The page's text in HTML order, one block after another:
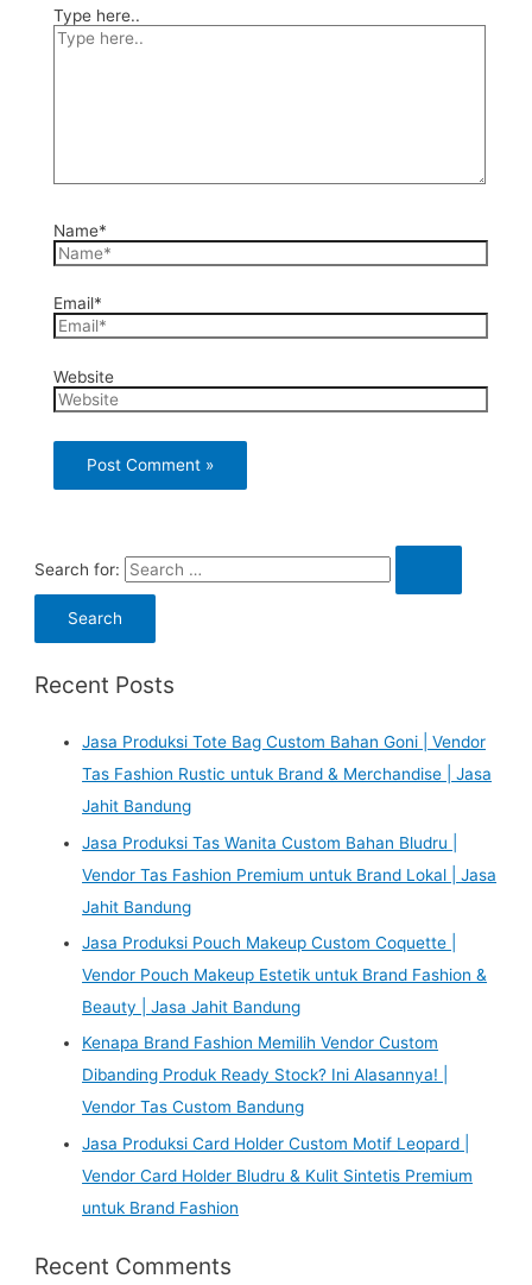
Type here..
Name*
Email*
Website
Search for:
Recent Posts
Jasa Produksi Tote Bag Custom Bahan Goni | Vendor
Tas Fashion Rustic untuk Brand & Merchandise | Jasa
Jahit Bandung
Jasa Produksi Tas Wanita Custom Bahan Bludru |
Vendor Tas Fashion Premium untuk Brand Lokal | Jasa
Jahit Bandung
Jasa Produksi Pouch Makeup Custom Coquette |
Vendor Pouch Makeup Estetik untuk Brand Fashion &
Beauty | Jasa Jahit Bandung
Kenapa Brand Fashion Memilih Vendor Custom
Dibanding Produk Ready Stock? Ini Alasannya! |
Vendor Tas Custom Bandung
Jasa Produksi Card Holder Custom Motif Leopard |
Vendor Card Holder Bludru & Kulit Sintetis Premium
untuk Brand Fashion
Recent Comments